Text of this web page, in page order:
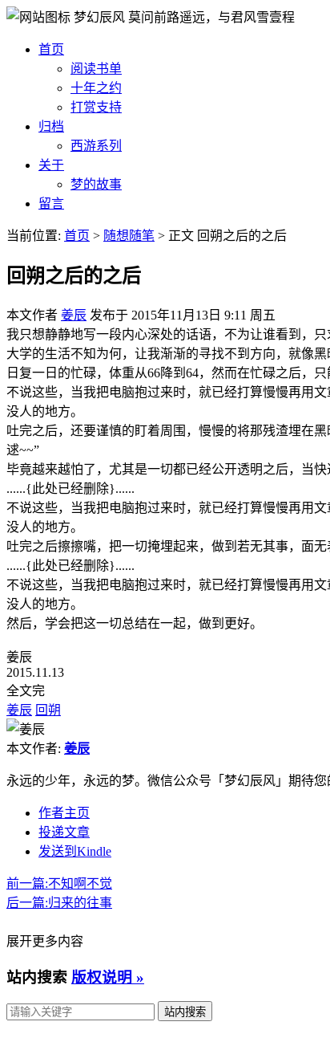
梦幻辰风 莫问前路遥远，与君风雪壹程
首页
阅读书单
十年之约
打赏支持
归档
西游系列
关于
梦的故事
留言
当前位置: 首页 > 随想随笔 > 正文 回朔之后的之后
回朔之后的之后
本文作者 姜辰 发布于 2015年11月13日 9:11 周五
我只想静静地写一段内心深处的话语，不为让谁看到，只
大学的生活不知为何，让我渐渐的寻找不到方向，就像
日复一日的忙碌，体重从66降到64，然而在忙碌之后，
不说这些，当我把电脑抱过来时，就已经打算慢慢再用
没人的地方。
吐完之后，还要谨慎的盯着周围，慢慢的将那残渣埋在
逑~~”
毕竟越来越怕了，尤其是一切都已经公开透明之后，当
......{此处已经删除}......
不说这些，当我把电脑抱过来时，就已经打算慢慢再用
没人的地方。
吐完之后擦擦嘴，把一切掩埋起来，做到若无其事，面无
......{此处已经删除}......
不说这些，当我把电脑抱过来时，就已经打算慢慢再用
没人的地方。
然后，学会把这一切总结在一起，做到更好。
姜辰
2015.11.13
全文完
姜辰 回朔
本文作者: 姜辰
永远的少年，永远的梦。微信公众号「梦幻辰风」期待您
作者主页
投递文章
发送到Kindle
前一篇:不知啊不觉
后一篇:归来的往事
展开更多内容
站内搜索 版权说明 »